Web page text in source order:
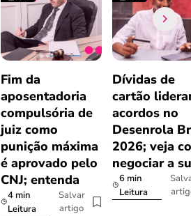
Fim da
aposentadoria
compulsória de
juiz como
punição máxima
é aprovado pelo
CNJ; entenda
4 min
Leitura
Salvar
artigo
Dívidas de
cartão
acordos no
Desenrola
2026; veja
negociar a
6 min
Leitura